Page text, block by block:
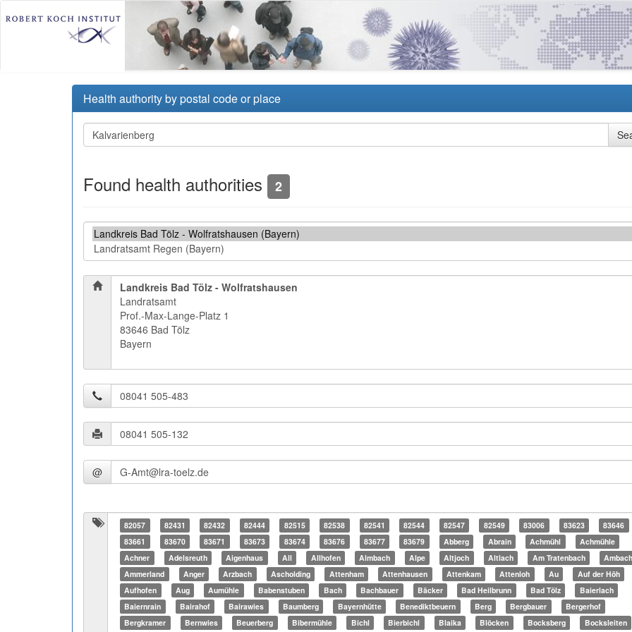
Health authority by postal code or place
Found health authorities 2
Landkreis Bad Tölz - Wolfratshausen
Landratsamt
Prof.-Max-Lange-Platz 1
83646 Bad Tölz
Bayern
@
82057 82431 82432 82444 82515 82538 82541 82544 82547 82549 83006 83623
83646
83661
83670 83671 83673 83674 83676 83677 83679 Abberg Abrain Achmühl
Achmühle
Achner
Adelsreuth Aigenhaus All Allhofen Almbach Alpe Altjoch Altlach Am Tratenbach
Ammerland
Anger Arzbach Ascholding Attenham Attenhausen Attenkam Attenloh Au
Auf der Höh
Aufhofen
Aug Aumühle Babenstuben Bach Bachbauer Bäcker Bad Heilbrunn Bad Tölz
Baierlach
Baiernrain
Bairahof Bairawies Baumberg Bayernhütte Benediktbeuern Berg Bergbauer
Bergerhof
Bergkramer
Bernwies Beuerberg Bibermühle Bichl Bierbichl Blaika Blöcken Bocksberg Bocksleiten